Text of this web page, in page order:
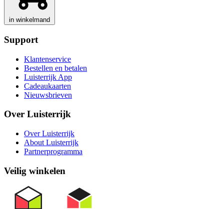
in winkelmand
Support
Klantenservice
Bestellen en betalen
Luisterrijk App
Cadeaukaarten
Nieuwsbrieven
Over Luisterrijk
Over Luisterrijk
About Luisterrijk
Partnerprogramma
Veilig winkelen